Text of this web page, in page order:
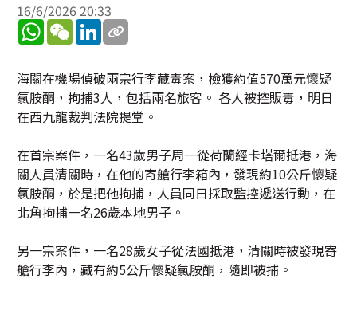
16/6/2026 20:33
WhatsApp
WeChatLinkedIn
海關在機場偵破兩宗行李藏毒案，檢獲約值570萬元懷疑
氯胺酮，拘捕3人，包括兩名旅客。 各人被控販毒，明日
在西九龍裁判法院提堂。
在首宗案件，一名43歲男子周一從荷蘭經卡塔爾抵港，海
關人員清關時，在他的寄艙行李箱內，發現約10公斤懷疑
氯胺酮，於是把他拘捕，人員同日採取監控遞送行動，在
北角拘捕一名26歲本地男子。
另一宗案件，一名28歲女子從法國抵港，清關時被發現寄
艙行李內，藏有約5公斤懷疑氯胺酮，隨即被捕。